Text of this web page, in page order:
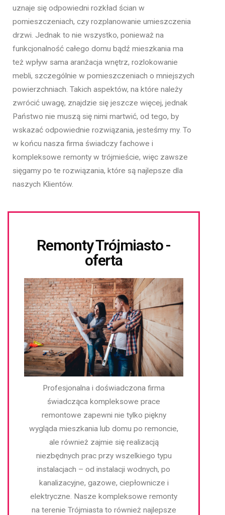
uznaje się odpowiedni rozkład ścian w
pomieszczeniach, czy rozplanowanie umieszczenia
drzwi. Jednak to nie wszystko, ponieważ na
funkcjonalność całego domu bądź mieszkania ma
też wpływ sama aranżacja wnętrz, rozlokowanie
mebli, szczególnie w pomieszczeniach o mniejszych
powierzchniach. Takich aspektów, na które należy
zwrócić uwagę, znajdzie się jeszcze więcej, jednak
Państwo nie muszą się nimi martwić, od tego, by
wskazać odpowiednie rozwiązania, jesteśmy my. To
w końcu nasza firma świadczy fachowe i
kompleksowe remonty w trójmieście, więc zawsze
sięgamy po te rozwiązania, które są najlepsze dla
naszych Klientów.
Remonty Trójmiasto -
oferta
Profesjonalna i doświadczona firma
świadcząca kompleksowe prace
remontowe zapewni nie tylko piękny
wygląda mieszkania lub domu po remoncie,
ale również zajmie się realizacją
niezbędnych prac przy wszelkiego typu
instalacjach – od instalacji wodnych, po
kanalizacyjne, gazowe, ciepłownicze i
elektryczne. Nasze kompleksowe remonty
na terenie Trójmiasta to również najlepsze